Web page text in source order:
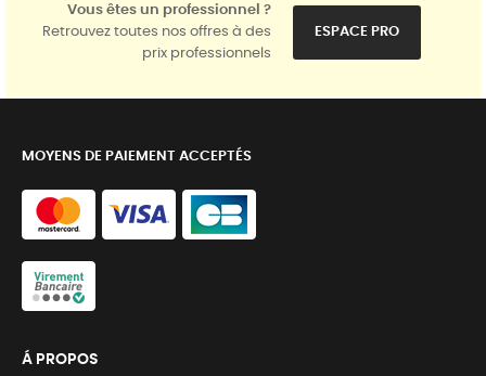
Vous êtes un professionnel ?
Retrouvez toutes nos offres à des
prix professionnels
ESPACE PRO
MOYENS DE PAIEMENT ACCEPTÉS
Á PROPOS